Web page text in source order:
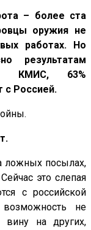
– более ста
оружия не
работах. Но
результатам
КМИС, 63%
с Россией.
ложных посылах,
это слепая
с российской
не
вину на других,